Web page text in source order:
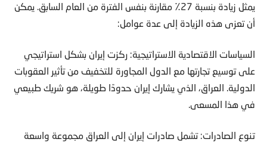
يمثل زيادة بنسبة 27٪ مقارنة بنفس الفترة من العام السابق. يمكن
أن تعزى هذه الزيادة إلى عدة عوامل:
السياسات الاقتصادية الاستراتيجية: ركزت إيران بشكل استراتيجي
على توسيع تجارتها مع الدول المجاورة للتخفيف من تأثير العقوبات
الدولية. العراق، الذي يشارك إيران حدودًا طويلة، هو شريك طبيعي
في هذا المسعى.
تنوع الصادرات: تشمل صادرات إيران إلى العراق مجموعة واسعة